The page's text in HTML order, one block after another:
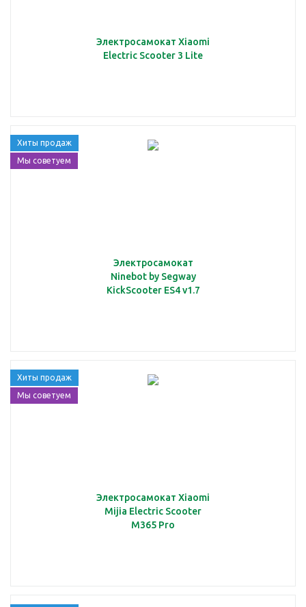
Электросамокат Xiaomi
Electric Scooter 3 Lite
Хиты продаж
Мы советуем
Электросамокат
Ninebot by Segway
KickScooter ES4 v1.7
Хиты продаж
Мы советуем
Электросамокат Xiaomi
Mijia Electric Scooter
M365 Pro